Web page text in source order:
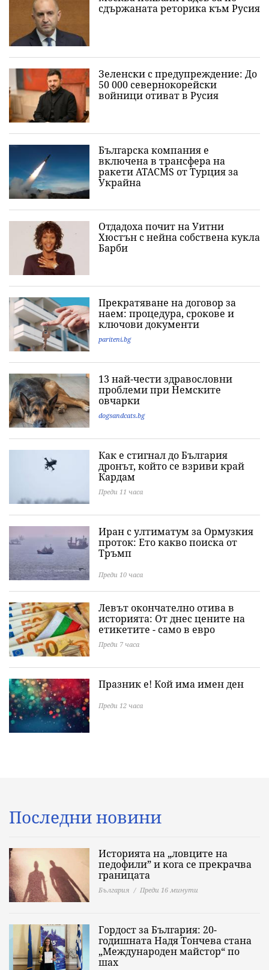
сдържаната реторика към Русия
Зеленски с предупреждение: До
50 000 севернокорейски
войници отиват в Русия
Българска компания е
включена в трансфера на
ракети ATACMS от Турция за
Украйна
Отдадоха почит на Уитни
Хюстън с нейна собствена кукла
Барби
Прекратяване на договор за
наем: процедура, срокове и
ключови документи
pariteni.bg
13 най-чести здравословни
проблеми при Немските
овчарки
dogsandcats.bg
Как е стигнал до България
дронът, който се взриви край
Кардам
Преди 11 часа
Иран с ултиматум за Ормузкия
проток: Ето какво поиска от
Тръмп
Преди 10 часа
Левът окончателно отива в
историята: Oт днес цените на
етикетите - само в евро
Преди 7 часа
Празник е! Кой има имен ден
Преди 12 часа
Последни новини
Историята на „ловците на
педофили” и кога се прекрачва
границата
България Преди 16 минути
Гордост за България: 20-
годишната Надя Тончева стана
„Международен майстор“ по
шах